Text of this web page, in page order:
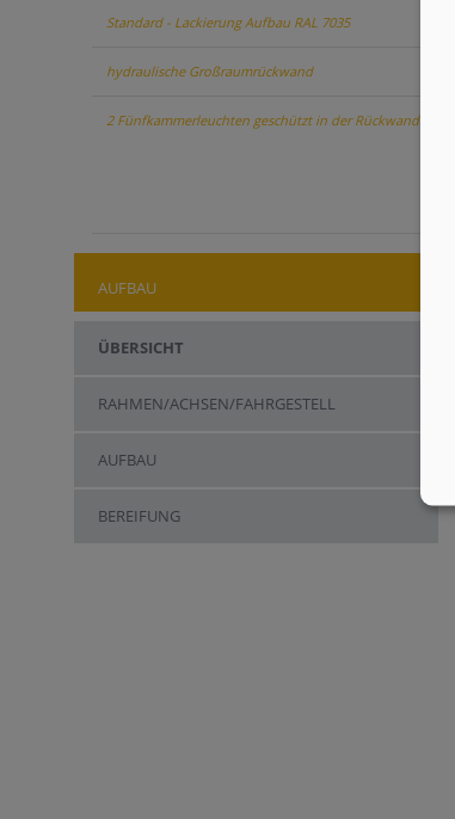
Standard - Lackierung Aufbau RAL 7035
hydraulische Großraumrückwand
2 Fünfkammerleuchten geschützt in der Rückwand
AUFBAU
ÜBERSICHT
RAHMEN/ACHSEN/FAHRGESTELL
AUFBAU
BEREIFUNG